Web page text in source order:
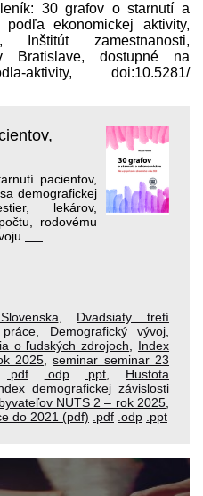
30 grafov o starnutí a
ekonomickej aktivity,
Inštitút zamestnanosti,
Bratislave, dostupné na
aktivity, doi:10.5281/​
pacientov,
demografickej
lekárov,
rodovému
. . .
, Dvadsiaty tretí
, Demografický vývoj,
o ľudských zdrojoch, Index
2025,seminar seminar 23
.pdf .odp .ppt, Hustota
demografickej závislosti
NUTS 2 – rok 2025,
do 2021 (pdf) .pdf .odp .ppt